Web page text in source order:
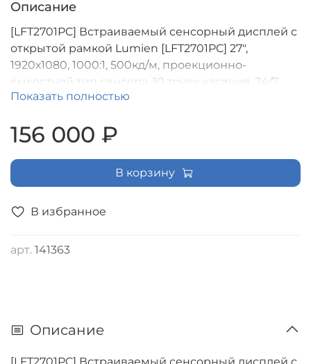
В избранное
арт. 141363
Описание
[LFT2701PC] Встраиваемый сенсорный дисплей с
открытой рамкой Lumien [LFT2701PC] 27",
1920х1080, 1000:1, 500кд/м, проекционно-
ёмкостной тип сенсора, 10 точек касания, 24/7,
1xHDMI, 1xVGA, 1х DVI
Показать полностью
156 000 ₽
В корзину
Описание